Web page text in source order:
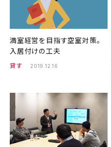
満室経営を目指す空室対策。
入居付けの工夫
貸す 2019.12.16